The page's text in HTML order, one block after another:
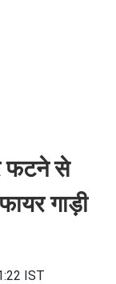
फटने से
गाड़ी
IST